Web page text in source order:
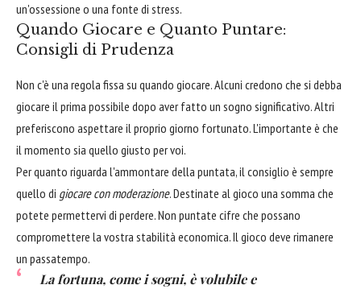
un'ossessione o una fonte di stress.
Quando Giocare e Quanto Puntare:
Consigli di Prudenza
Non c'è una regola fissa su quando giocare. Alcuni credono che si debba
giocare il prima possibile dopo aver fatto un sogno significativo. Altri
preferiscono aspettare il proprio giorno fortunato. L'importante è che
il momento sia quello giusto per voi.
Per quanto riguarda l'ammontare della puntata, il consiglio è sempre
quello di giocare con moderazione. Destinate al gioco una somma che
potete permettervi di perdere. Non puntate cifre che possano
compromettere la vostra stabilità economica. Il gioco deve rimanere
un passatempo.
La fortuna, come i sogni, è volubile e